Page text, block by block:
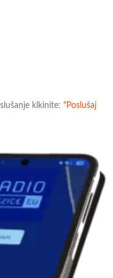
klkinite: "Poslušaj